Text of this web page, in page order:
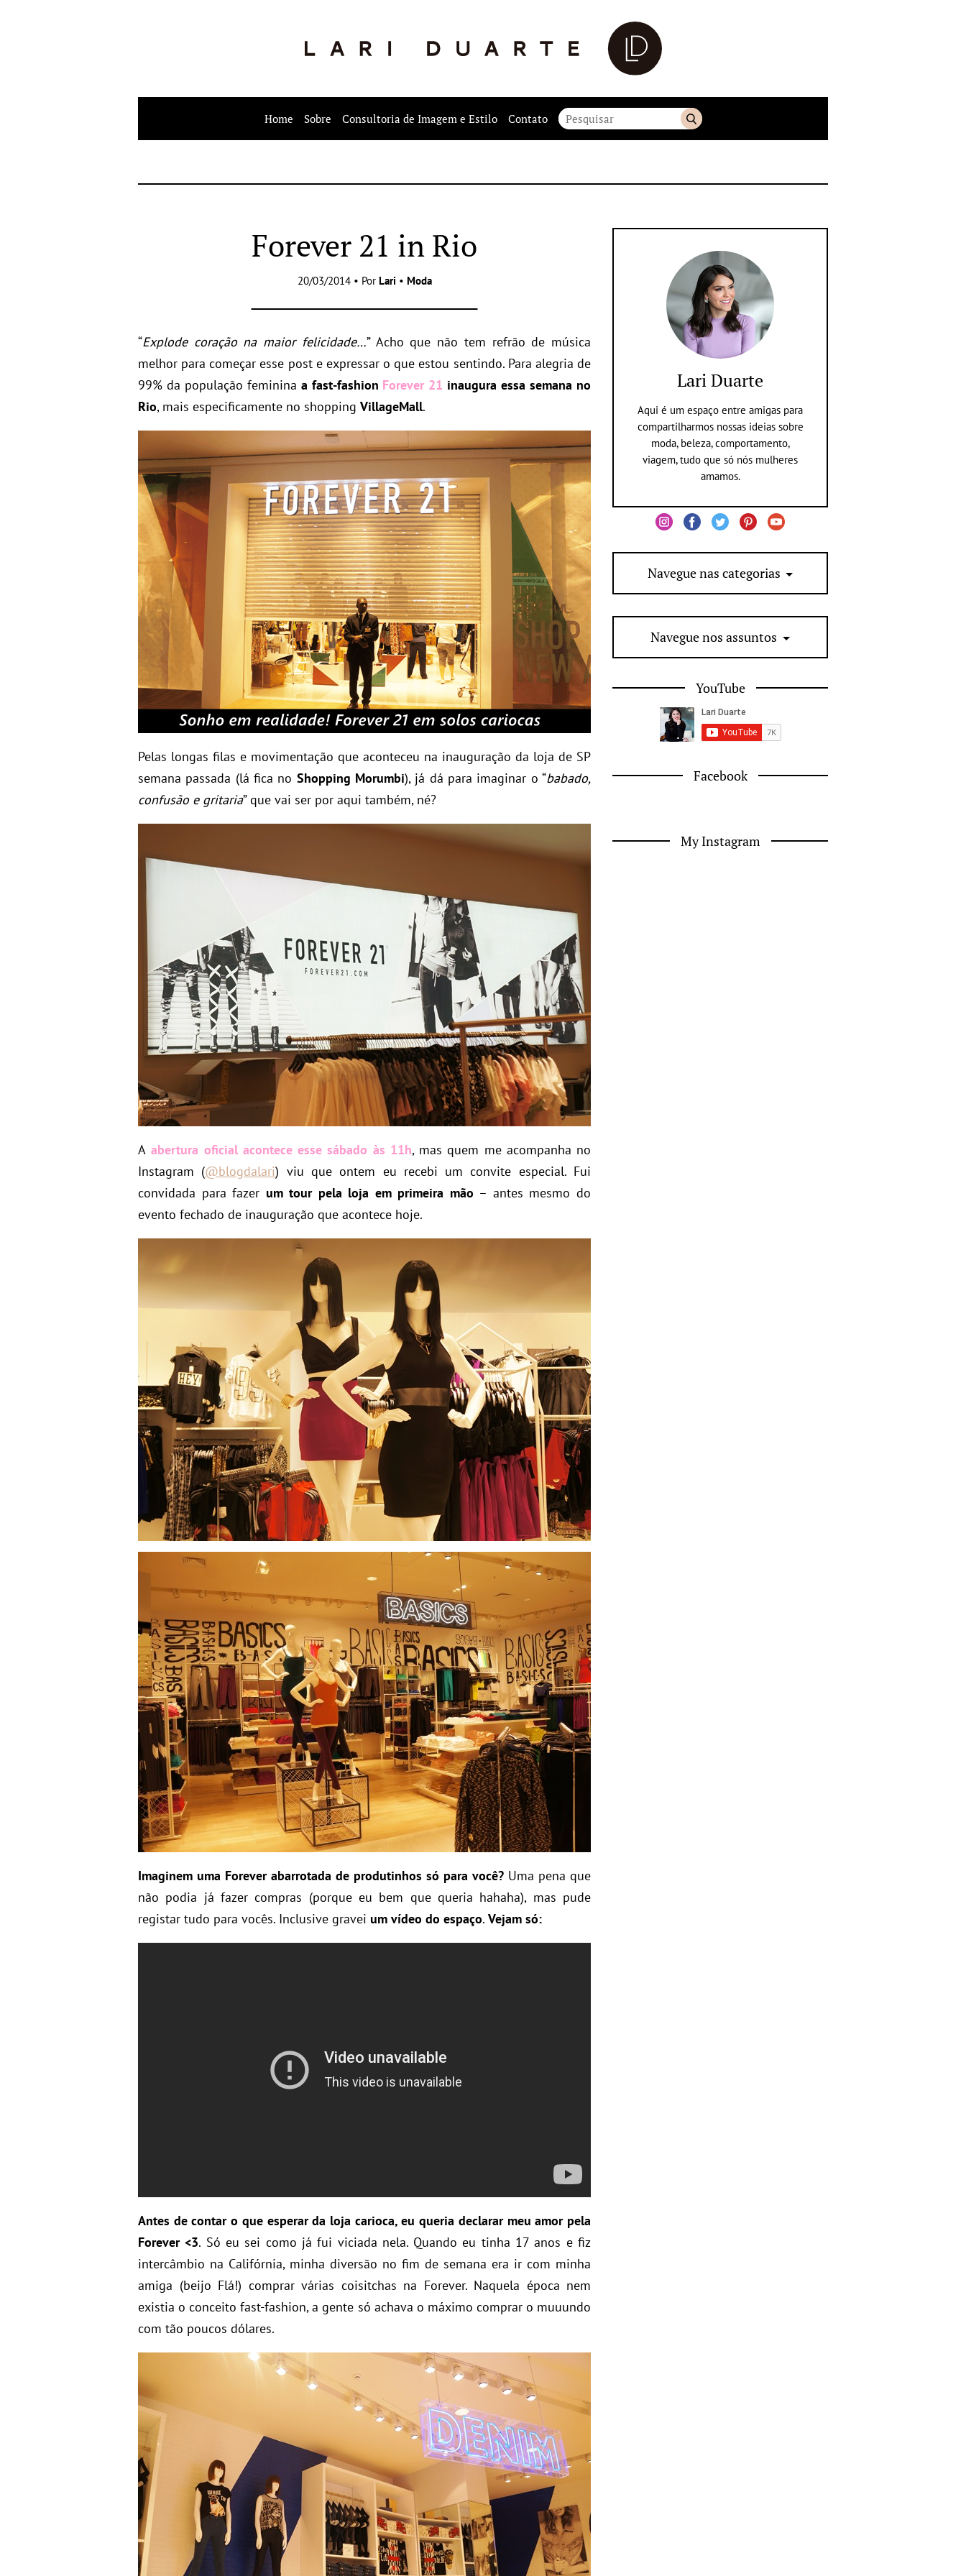
Home Sobre Consultoria de Imagem e Estilo Contato
Forever 21 in Rio
20/03/2014 • Por Lari • Moda
“Explode coração na maior felicidade…” Acho que não tem refrão de música
melhor para começar esse post e expressar o que estou sentindo. Para alegria de
99% da população feminina a fast-fashion Forever 21 inaugura essa semana no
Rio, mais especificamente no shopping VillageMall.
Pelas longas filas e movimentação que aconteceu na inauguração da loja de SP
semana passada (lá fica no Shopping Morumbi), já dá para imaginar o “babado,
confusão e gritaria” que vai ser por aqui também, né?
A abertura oficial acontece esse sábado às 11h, mas quem me acompanha no
Instagram (@blogdalari) viu que ontem eu recebi um convite especial. Fui
convidada para fazer um tour pela loja em primeira mão – antes mesmo do
evento fechado de inauguração que acontece hoje.
Imaginem uma Forever abarrotada de produtinhos só para você? Uma pena que
não podia já fazer compras (porque eu bem que queria hahaha), mas pude
registar tudo para vocês. Inclusive gravei um vídeo do espaço. Vejam só:
Antes de contar o que esperar da loja carioca, eu queria declarar meu amor pela
Forever <3. Só eu sei como já fui viciada nela. Quando eu tinha 17 anos e fiz
intercâmbio na Califórnia, minha diversão no fim de semana era ir com minha
amiga (beijo Flá!) comprar várias coisitchas na Forever. Naquela época nem
existia o conceito fast-fashion, a gente só achava o máximo comprar o muuundo
com tão poucos dólares.
Lari Duarte
Aqui é um espaço entre amigas para
compartilharmos nossas ideias sobre
moda, beleza, comportamento,
viagem, tudo que só nós mulheres
amamos.
Navegue nas categorias
Navegue nos assuntos
YouTube
Facebook
My Instagram